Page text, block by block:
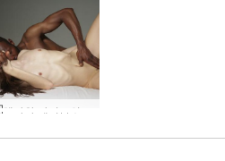
헤라 딜도 댄스 #29
1위 에로틱 사이트
와 함께하세
요
에리카 듀오톤 #26
알리야 스피커 #31
1위 에로틱 사이트
와 함께하세
요
타샤 알몸 #11
1위 에로틱 사이트
와 함께하세
요
헤라와 릭 침투 #41
뮤리엘 레드 #45
에비 세인트 #106
에리카 듀오톤 #22
1위 에로틱 사이트
와 함께하세
요
리 패턴 #38
엠마 M 에로 #22
1위 에로틱 사이트
와 함께하세
요
헤라 딜도 댄스 #1
헤라 마스크 #26
1위 에로틱 사이트
와 함께하세
요